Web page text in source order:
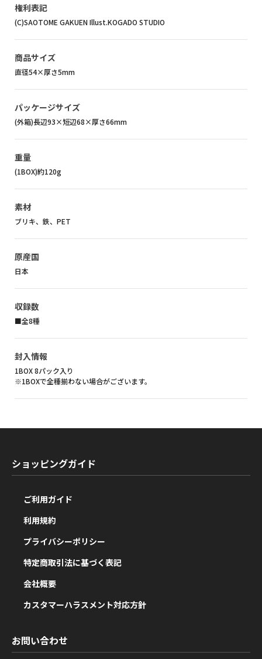
権利表記
(C)SAOTOME GAKUEN Illust.KOGADO STUDIO
商品サイズ
直径54×厚さ5mm
パッケージサイズ
(外箱)長辺93×短辺68×厚さ66mm
重量
(1BOX)約120g
素材
ブリキ、鉄、PET
原産国
日本
収録数
■全8種
封入情報
1BOX 8パック入り
※1BOXで全種揃わない場合がございます。
ショッピングガイド
ご利用ガイド
利用規約
プライバシーポリシー
特定商取引法に基づく表記
会社概要
カスタマーハラスメント対応方針
お問い合わせ